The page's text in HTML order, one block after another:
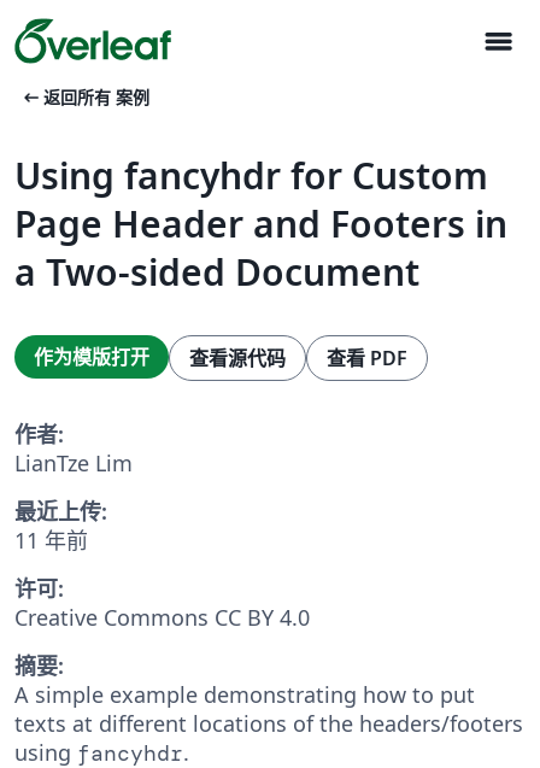
menu
arrow_left_alt 返回所有 案例
Using fancyhdr for Custom
Page Header and Footers in
a Two-sided Document
作为模版打开 查看源代码 查看 PDF
作者:
LianTze Lim
最近上传:
11 年前
许可:
Creative Commons CC BY 4.0
摘要:
A simple example demonstrating how to put
texts at different locations of the headers/footers
using fancyhdr.